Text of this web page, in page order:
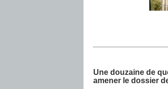
Une douzaine de
amener le dossier